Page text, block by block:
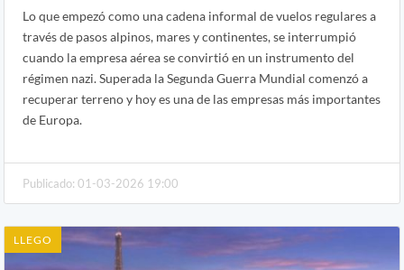
Lo que empezó como una cadena informal de vuelos regulares a
través de pasos alpinos, mares y continentes, se interrumpió
cuando la empresa aérea se convirtió en un instrumento del
régimen nazi. Superada la Segunda Guerra Mundial comenzó a
recuperar terreno y hoy es una de las empresas más importantes
de Europa.
Publicado: 01-03-2026 19:00
LLEGO